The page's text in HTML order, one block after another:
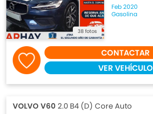
38 fotos
Feb 2020
Gasolina
CONTACTAR
VER VEHÍCULO
VOLVO V60 2.0 B4 (D) Core Auto